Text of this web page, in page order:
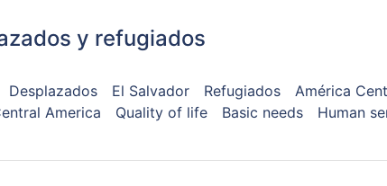
y refugiados
Desplazados El Salvador Refugiados América
America Quality of life Basic needs Human